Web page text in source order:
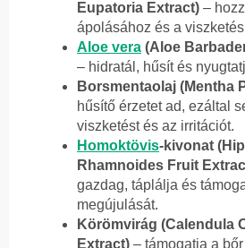
Eupatoria Extract) –
ápolásához és a
Aloe vera (Aloe
– hidratál, hűsít és
Borsmentaolaj (Mentha
hűsítő érzetet ad, ezáltal
viszketést és az irritációt.
Homoktövis-kivonat
Rhamnoides Fruit
gazdag, táplálja és
megújulását.
Körömvirág (Calendula
Extract) – támogatja a